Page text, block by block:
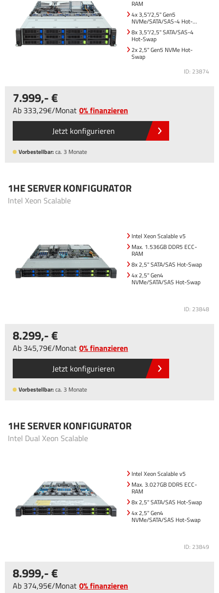
RAM
4x 3,5"/2,5" Gen5
NVMe/SATA/SAS-4 Hot-
Swap
8x 3,5"/2,5" SATA/SAS-4
Hot-Swap
2x 2,5" Gen5 NVMe Hot-
Swap
ID: 23874
7.999,-
Ab 333,29 /Monat 0% finanzieren
Jetzt konfigurieren
Vorbestellbar:ca. 3 Monate
1HE SERVER KONFIGURATOR
Intel Xeon Scalable
Intel Xeon Scalable v5
Max. 1.536GB DDR5 ECC-
RAM
8x 2,5" SATA/SAS Hot-Swap
4x 2,5" Gen4
NVMe/SATA/SAS Hot-Swap
ID: 23848
8.299,-
Ab 345,79 /Monat 0% finanzieren
Jetzt konfigurieren
Vorbestellbar:ca. 3 Monate
1HE SERVER KONFIGURATOR
Intel Dual Xeon Scalable
Intel Xeon Scalable v5
Max. 3.027GB DDR5 ECC-
RAM
8x 2,5" SATA/SAS Hot-Swap
4x 2,5" Gen4
NVMe/SATA/SAS Hot-Swap
ID: 23849
8.999,-
Ab 374,95 /Monat 0% finanzieren